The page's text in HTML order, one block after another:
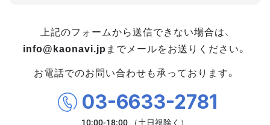
上記のフォームから送信できない場合は、
info@kaonavi.jp までメールをお送りください。
お電話でのお問い合わせも承っております。
03-6633-2781